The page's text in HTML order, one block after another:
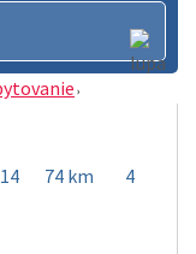
14 74 km 4